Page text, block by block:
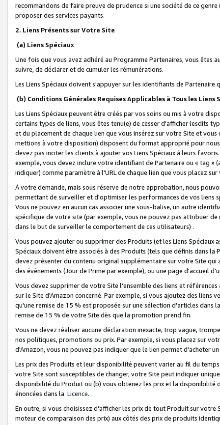
recommandons de faire preuve de prudence si une société de ce
proposer des services payants.
2. Liens Présents sur Votre Site
(a) Liens Spéciaux
Une fois que vous avez adhéré au Programme Partenaires, vous êtes
suivre, de déclarer et de cumuler les rémunérations.
Les Liens Spéciaux doivent s'appuyer sur les identifiants de Partenaire
(b) Conditions Générales Requises Applicables à Tous les Liens
Les Liens Spéciaux peuvent être créés par vos soins ou mis à votre
certains types de liens, vous êtes tenu(e) de cesser d'afficher lesdits
et du placement de chaque lien que vous insérez sur votre Site et
mettions à votre disposition) disposent du format approprié pour
devez pas inciter les clients à ajouter vos Liens Spéciaux à leurs
exemple, vous devez inclure votre identifiant de Partenaire ou « tag
indiquer) comme paramètre à l'URL de chaque lien que vous placez
À votre demande, mais sous réserve de notre approbation, nous
permettant de surveiller et d'optimiser les performances de vos liens
Vous ne pouvez en aucun cas associer une sous-balise, un autre
spécifique de votre site (par exemple, vous ne pouvez pas attribuer
dans le but de surveiller le comportement de ces utilisateurs) .
Vous pouvez ajouter ou supprimer des Produits (et les Liens
Spéciaux doivent être associés à des Produits (tels que définis dans
devez présenter du contenu original supplémentaire sur votre Site qui
des événements (Jour de Prime par exemple), ou une page d'accueil
Vous devez supprimer de votre Site l’ensemble des liens et
sur le Site d'Amazon concerné. Par exemple, si vous ajoutez des
qu'une remise de 15 % est proposée sur une sélection d'articles
remise de 15 % de votre Site dès que la promotion prend fin.
Vous ne devez réaliser aucune déclaration inexacte, trop vague,
nos politiques, promotions ou prix. Par exemple, si vous placez sur
d'Amazon, vous ne pouvez pas indiquer que le lien permet d'acheter
Les prix des Produits et leur disponibilité peuvent varier au fil du
votre Site sont susceptibles de changer, votre Site peut indiquer
disponibilité du Produit ou (b) vous obtenez les prix et la disponibilité
énoncées dans la Licence.
En outre, si vous choisissez d'afficher les prix de tout Produit sur
moteur de comparaison des prix) aux côtés des prix de produits